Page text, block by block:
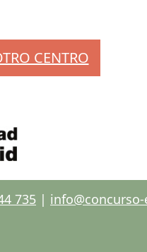
CENTRO
735 |